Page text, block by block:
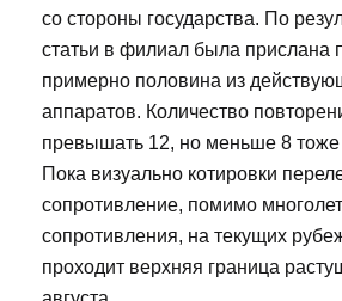
со стороны государства. По
статьи в филиал была прислана
примерно половина из
аппаратов. Количество
превышать 12, но меньше 8 тоже
Пока визуально котировки
сопротивление, помимо
сопротивления, на текущих
проходит верхняя граница